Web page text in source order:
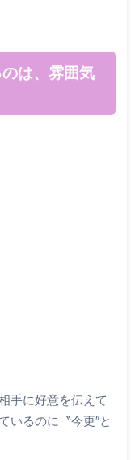
は、雰囲気
手に好意を伝えて
いるのに〝今更″と